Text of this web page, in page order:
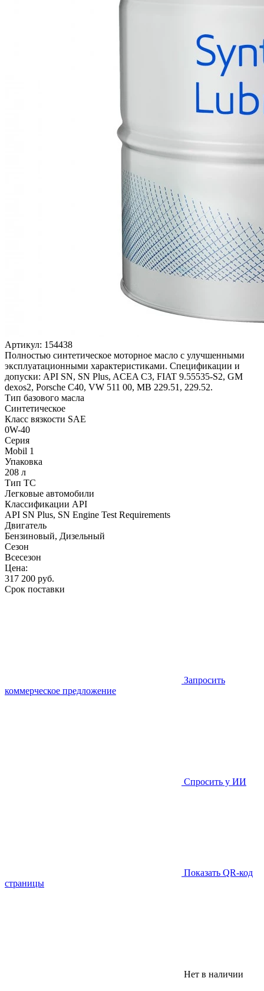
Артикул: 154438
Полностью синтетическое моторное масло с улучшенными
эксплуатационными характеристиками. Спецификации и
допуски: API SN, SN Plus, ACEA C3, FIAT 9.55535-S2, GM
dexos2, Porsche C40, VW 511 00, MB 229.51, 229.52.
Тип базового масла
Синтетическое
Класс вязкости SAE
0W-40
Серия
Mobil 1
Упаковка
208 л
Тип ТС
Легковые автомобили
Классификации API
API SN Plus, SN Engine Test Requirements
Двигатель
Бензиновый, Дизельный
Сезон
Всесезон
Цена:
317 200 руб.
Срок поставки
Запросить
коммерческое предложение
Спросить у ИИ
Показать QR-код
страницы
Нет в наличии